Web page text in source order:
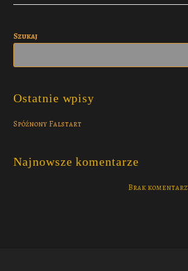
Szukaj
Ostatnie wpisy
Spóźnony Falstart
Najnowsze komentarze
Brak